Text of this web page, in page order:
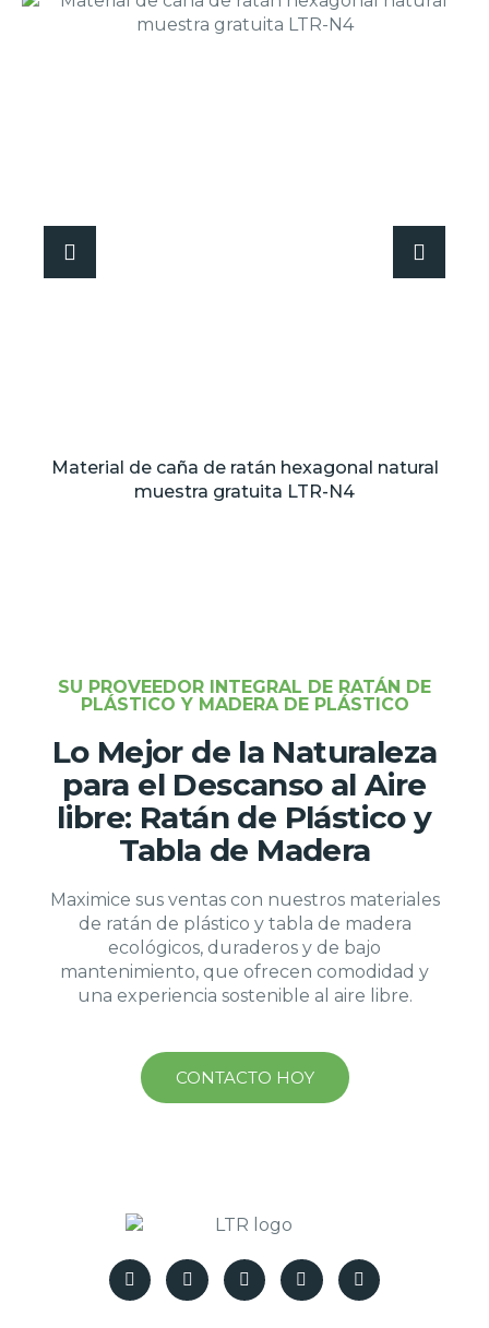
Material de caña de ratán hexagonal natural
muestra gratuita LTR-N4
SU PROVEEDOR INTEGRAL DE RATÁN DE
PLÁSTICO Y MADERA DE PLÁSTICO
Lo Mejor de la Naturaleza
para el Descanso al Aire
libre: Ratán de Plástico y
Tabla de Madera
Maximice sus ventas con nuestros materiales
de ratán de plástico y tabla de madera
ecológicos, duraderos y de bajo
mantenimiento, que ofrecen comodidad y
una experiencia sostenible al aire libre.
CONTACTO HOY